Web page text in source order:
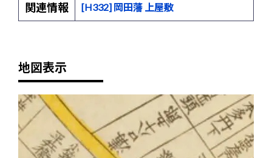
関連情報
[H332] 岡田藩 上屋敷
地図表示
+